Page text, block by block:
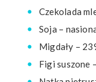
Czekolada
Soja –
Migdały –
Figi suszone